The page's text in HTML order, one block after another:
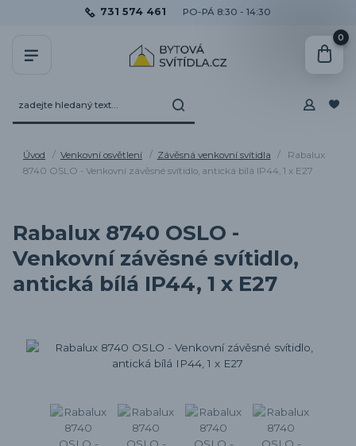
731 574 461 PO-PÁ 8:30 - 14:30
0
Úvod Venkovní osvětlení Závěsná venkovní svítidla
Rabalux
8740 OSLO - Venkovní závěsné svítidlo, antická bílá IP44, 1 x E27
Rabalux 8740 OSLO -
Venkovní závěsné svítidlo,
antická bílá IP44, 1 x E27